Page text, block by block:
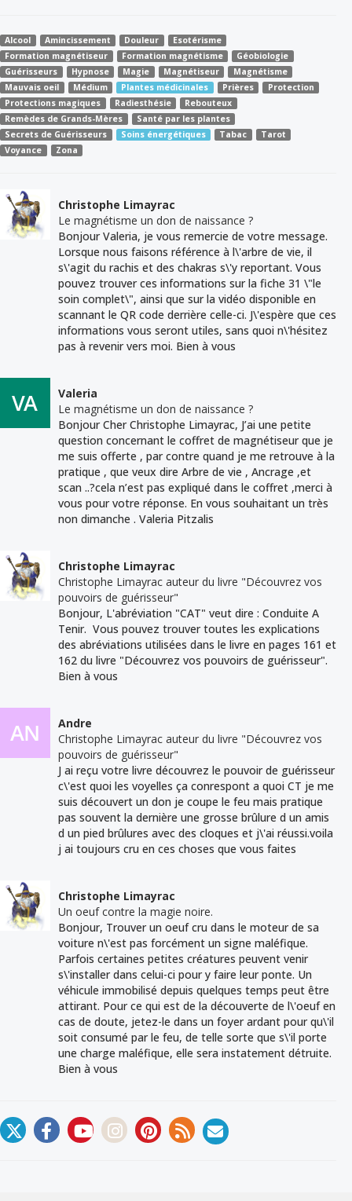
Alcool Amincissement Douleur
Esotérisme
Formation magnétiseur
Formation magnétisme
Géobiologie
Guérisseurs
Hypnose Magie Magnétiseur
Magnétisme
Mauvais oeil
Médium Plantes médicinales Prières
Protection
Protections magiques
Radiesthésie
Rebouteux
Remèdes de Grands-Mères
Santé par les plantes
Secrets de Guérisseurs
Soins énergétiques Tabac
Tarot
Voyance
Zona
Christophe Limayrac
Le magnétisme un don de naissance ?
Bonjour Valeria, je vous remercie de votre message.
Lorsque nous faisons référence à l\'arbre de vie, il
s\'agit du rachis et des chakras s\'y reportant. Vous
pouvez trouver ces informations sur la fiche 31 \"le
soin complet\", ainsi que sur la vidéo disponible en
scannant le QR code derrière celle-ci. J\'espère que ces
informations vous seront utiles, sans quoi n\'hésitez
pas à revenir vers moi. Bien à vous
Valeria
Le magnétisme un don de naissance ?
Bonjour Cher Christophe Limayrac, J’ai une petite
question concernant le coffret de magnétiseur que je
me suis offerte , par contre quand je me retrouve à la
pratique , que veux dire Arbre de vie , Ancrage ,et
scan ..?cela n’est pas expliqué dans le coffret ,merci à
vous pour votre réponse. En vous souhaitant un très
non dimanche . Valeria Pitzalis
Christophe Limayrac
Christophe Limayrac auteur du livre "Découvrez vos
pouvoirs de guérisseur"
Bonjour, L'abréviation "CAT" veut dire : Conduite A
Tenir. Vous pouvez trouver toutes les explications
des abréviations utilisées dans le livre en pages 161 et
162 du livre "Découvrez vos pouvoirs de guérisseur".
Bien à vous
Andre
Christophe Limayrac auteur du livre "Découvrez vos
pouvoirs de guérisseur"
J ai reçu votre livre découvrez le pouvoir de guérisseur
c\'est quoi les voyelles ça conrespont a quoi CT je me
suis découvert un don je coupe le feu mais pratique
pas souvent la dernière une grosse brûlure d un amis
d un pied brûlures avec des cloques et j\'ai réussi.voila
j ai toujours cru en ces choses que vous faites
Christophe Limayrac
Un oeuf contre la magie noire.
Bonjour, Trouver un oeuf cru dans le moteur de sa
voiture n\'est pas forcément un signe maléfique.
Parfois certaines petites créatures peuvent venir
s\'installer dans celui-ci pour y faire leur ponte. Un
véhicule immobilisé depuis quelques temps peut être
attirant. Pour ce qui est de la découverte de l\'oeuf en
cas de doute, jetez-le dans un foyer ardant pour qu\'il
soit consumé par le feu, de telle sorte que s\'il porte
une charge maléfique, elle sera instatement détruite.
Bien à vous